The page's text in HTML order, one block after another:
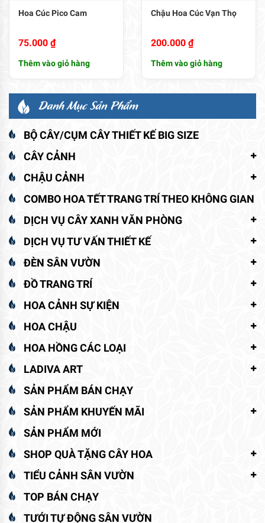
Hoa Cúc Pico Cam
75.000 ₫
Thêm vào giỏ hàng
Chậu Hoa Cúc Vạn Thọ
200.000 ₫
Thêm vào giỏ hàng
Danh Mục Sản Phẩm
BỘ CÂY/CỤM CÂY THIẾT KẾ BIG SIZE
CÂY CẢNH
CHẬU CẢNH
COMBO HOA TẾT TRANG TRÍ THEO KHÔNG GIAN
DỊCH VỤ CÂY XANH VĂN PHÒNG
DỊCH VỤ TƯ VẤN THIẾT KẾ
ĐÈN SÂN VƯỜN
ĐỒ TRANG TRÍ
HOA CẢNH SỰ KIỆN
HOA CHẬU
HOA HỒNG CÁC LOẠI
LADIVA ART
SẢN PHẨM BÁN CHẠY
SẢN PHẨM KHUYẾN MÃI
SẢN PHẨM MỚI
SHOP QUÀ TẶNG CÂY HOA
TIỂU CẢNH SÂN VƯỜN
TOP BÁN CHẠY
TƯỚI TỰ ĐỘNG SÂN VƯỜN